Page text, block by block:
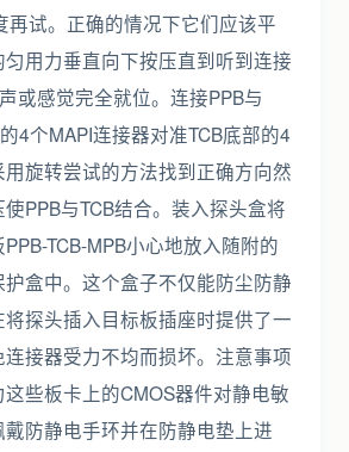
再试。正确的情况下它们应该平
用力垂直向下按压直到听到连接
或感觉完全就位。连接PPB与
4个MAPI连接器对准TCB底部的4
旋转尝试的方法找到正确方向然
PPB与TCB结合。装入探头盒将
TCB-MPB小心地放入随附的
盒中。这个盒子不仅能防尘防静
探头插入目标板插座时提供了一
接器受力不均而损坏。注意事项
些板卡上的CMOS器件对静电敏
防静电手环并在防静电垫上进